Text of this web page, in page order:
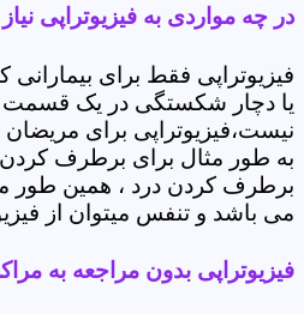
در چه مواردی به فیزیوتراپی
فیزیوتراپی فقط برای
یا دچار شکستگی در یک قسمت
نیست،فیزیوتراپی برای
به طور مثال برای برطرف
برطرف کردن درد ، همین طور
می باشد و تنفس میتوان از
فیزیوتراپی بدون مراجعه به